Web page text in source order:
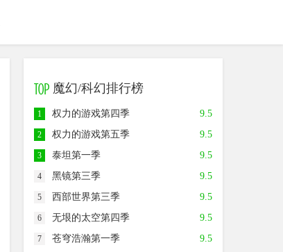
魔幻/科幻排行榜
9.5
1
权力的游戏第四季
9.5
2
权力的游戏第五季
9.5
3
泰坦第一季
9.5
4
黑镜第三季
9.5
5
西部世界第三季
9.5
6
无垠的太空第四季
9.5
7
苍穹浩瀚第一季